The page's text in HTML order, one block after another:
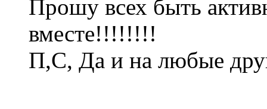
Прошу всех быть
вместе!!!!!!!!
П,С, Да и на любые